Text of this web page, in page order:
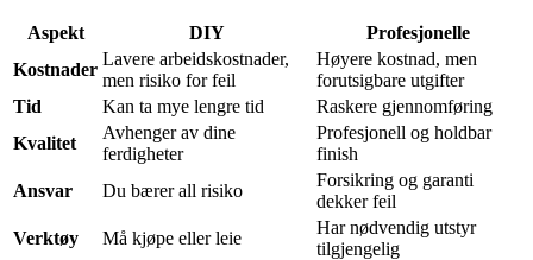
Aspekt DIY
Profesjonelle
Kostnader
Lavere arbeidskostnader,
men risiko for feil
Høyere kostnad, men
forutsigbare utgifter
Tid
Kan ta mye lengre tid
Raskere gjennomføring
Kvalitet
Avhenger av dine
ferdigheter
Profesjonell og holdbar
finish
Ansvar
Du bærer all risiko
Forsikring og garanti
dekker feil
Verktøy
Må kjøpe eller leie
Har nødvendig utstyr
tilgjengelig